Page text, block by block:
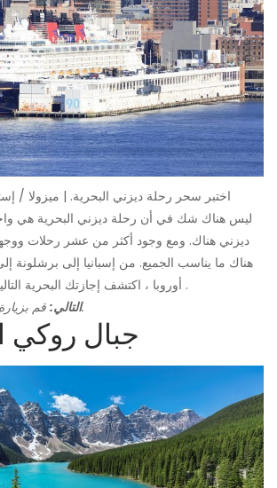
اختبر سحر رحلة ديزني البحرية. | ميزولا /
ليس هناك شك في أن رحلة ديزني البحرية هي
ديزني هناك. ومع وجود أكثر من عشر رحلات
هناك ما يناسب الجميع. من إسبانيا إلى
أوروبا ، اكتشف إجازتك البحرية .
التالي:قم بزيارة أصدقائنا في الشمال.
6. جبال روكي